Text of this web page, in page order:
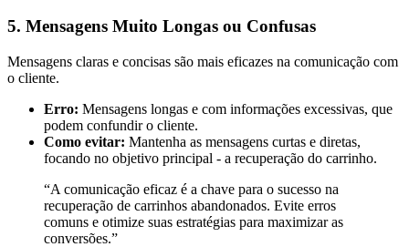
5. Mensagens Muito Longas ou Confusas
Mensagens claras e concisas são mais eficazes na comunicação com
o cliente.
Erro: Mensagens longas e com informações excessivas, que
podem confundir o cliente.
Como evitar: Mantenha as mensagens curtas e diretas,
focando no objetivo principal - a recuperação do carrinho.
“A comunicação eficaz é a chave para o sucesso na
recuperação de carrinhos abandonados. Evite erros
comuns e otimize suas estratégias para maximizar as
conversões.”